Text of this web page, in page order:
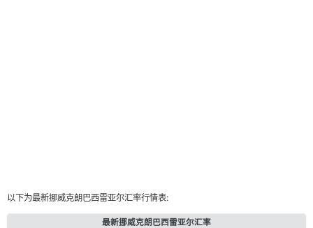
以下为最新挪威克朗巴西雷亚尔汇率行情表:
最新挪威克朗巴西雷亚尔汇率